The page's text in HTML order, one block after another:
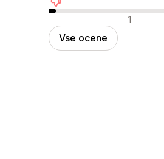
Negativne ocene 1
Vse ocene